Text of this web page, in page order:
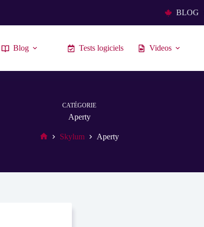
BLOG
Blog Tests logiciels Videos
CATÉGORIE
Aperty
Skylum Aperty